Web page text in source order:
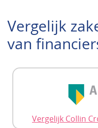
Vergelijk
van
Vergelijk Collin